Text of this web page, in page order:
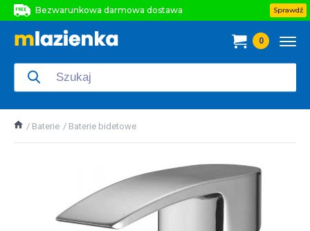
Bezwarunkowa darmowa dostawa
Bezwarunkowa darmowa dostawa
Sprawdź
0
Baterie Baterie bidetowe